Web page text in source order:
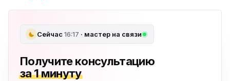
Сейчас16:17 · мастер на связи
Получите консультацию
за 1 минуту